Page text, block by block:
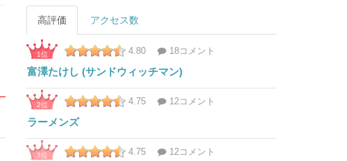
高評価 アクセス数
1位 4.80 18コメント
富澤たけし (サンドウィッチマン)
2位 4.75 12コメント
ラーメンズ
3位 4.75 12コメント